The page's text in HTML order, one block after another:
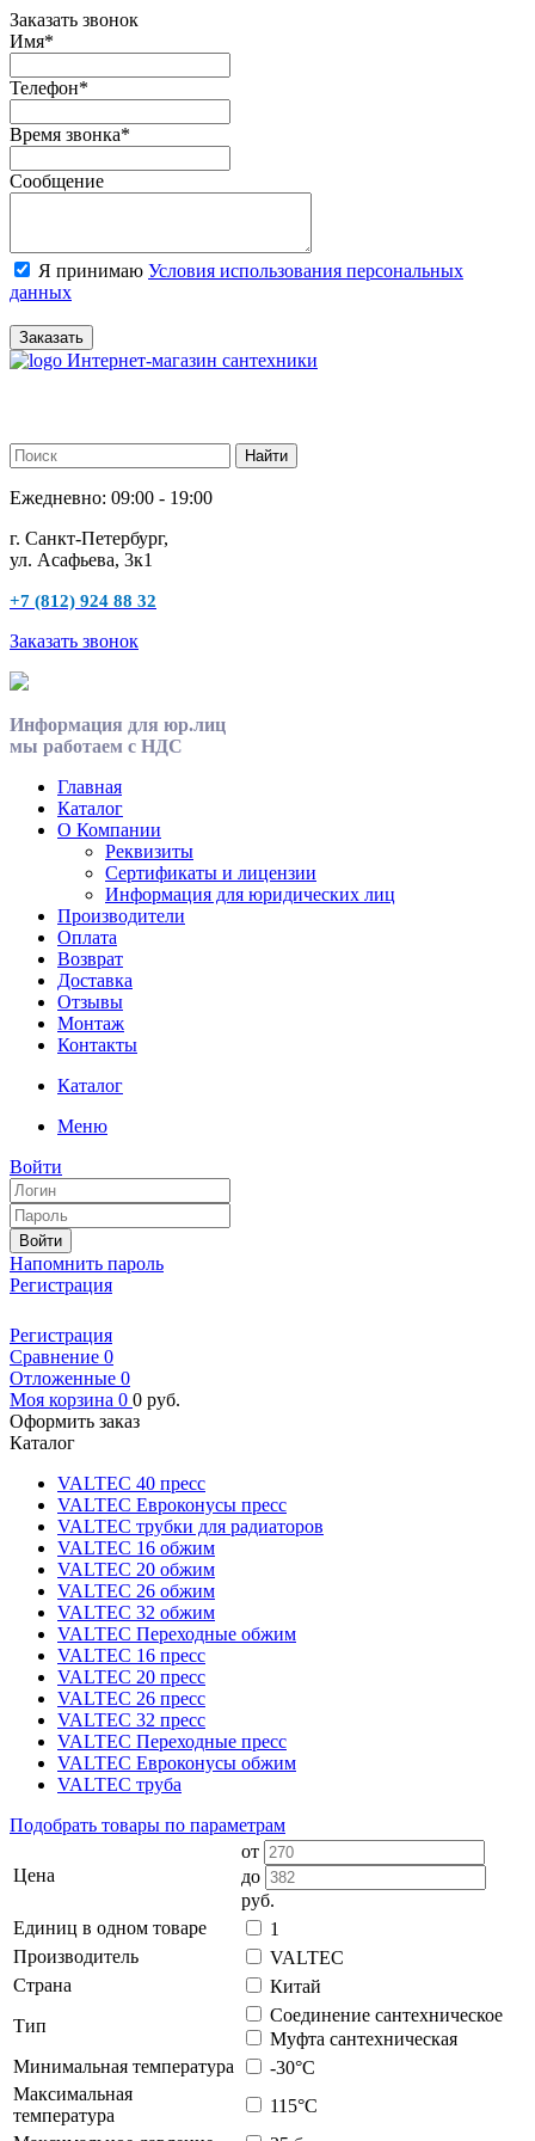
Заказать звонок
Имя*
Телефон*
Время звонка*
Сообщение
Я принимаю Условия использования персональных
данных
Заказать
Интернет-магазин сантехники
Ежедневно: 09:00 - 19:00
г. Санкт-Петербург,
ул. Асафьева, 3к1
+7 (812) 924 88 32
Заказать звонок
Информация для юр.лиц
мы работаем с НДС
Главная
Каталог
О Компании
Реквизиты
Сертификаты и лицензии
Информация для юридических лиц
Производители
Оплата
Возврат
Доставка
Отзывы
Монтаж
Контакты
Каталог
Меню
Войти
Войти
Напомнить пароль
Регистрация
Регистрация
Сравнение 0
Отложенные 0
Моя корзина 0 0 руб.
Оформить заказ
Каталог
VALTEC 40 пресс
VALTEC Евроконусы пресс
VALTEC трубки для радиаторов
VALTEC 16 обжим
VALTEC 20 обжим
VALTEC 26 обжим
VALTEC 32 обжим
VALTEC Переходные обжим
VALTEC 16 пресс
VALTEC 20 пресс
VALTEC 26 пресс
VALTEC 32 пресс
VALTEC Переходные пресс
VALTEC Евроконусы обжим
VALTEC труба
Подобрать товары по параметрам
Цена
от
до
руб.
Единиц в одном товаре
1
Производитель
VALTEC
Страна
Китай
Тип
Соединение сантехническое
Муфта сантехническая
Минимальная температура
-30°С
Максимальная
температура
115°С